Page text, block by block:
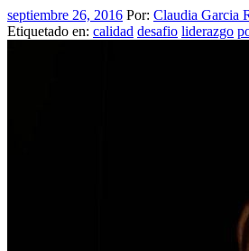
septiembre 26, 2016 Por: Claudia Garcia
Etiquetado en: calidad desafio liderazgo